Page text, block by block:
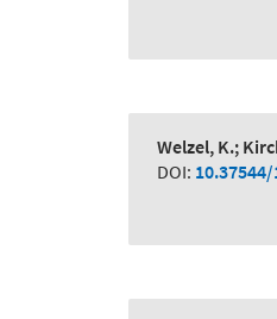
Welzel, K.;
DOI: